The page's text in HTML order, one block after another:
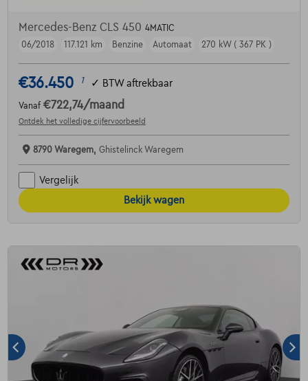
Mercedes-Benz CLS 450 4MATIC
06/2018
117.121 km Benzine Automaat 270 kW ( 367 PK )
€36.450 1 ✓ BTW aftrekbaar
Vanaf €722,74/maand
Ontdek het volledige cijfervoorbeeld
8790 Waregem, Ghistelinck Waregem
Vergelijk
Bekijk wagen